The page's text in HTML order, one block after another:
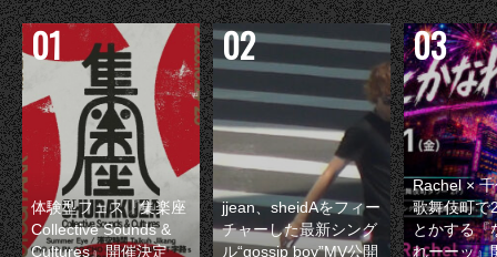
体験型フェス『集楽座
Collective Sounds &
Cultures』開催決定
jjean、sheidAをフィー
チャーした最新シング
ル“gossip boy”MV公開
Rachel ×
歌舞伎町で
とかする『
れーーッ』